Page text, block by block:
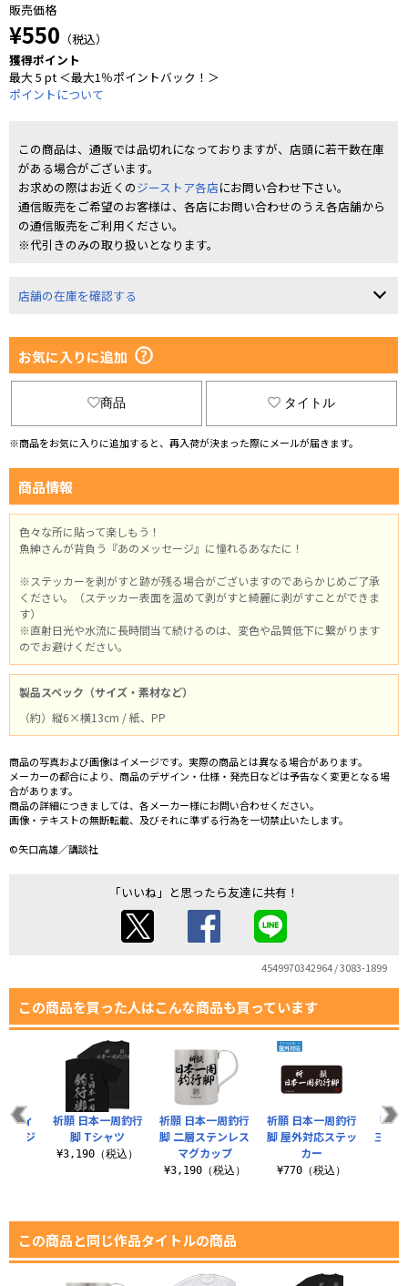
販売価格
¥550 （税込）
獲得ポイント
最大 5 pt ＜最大1％ポイントバック！＞
ポイントについて
この商品は、通販では品切れになっておりますが、店頭に若干数在庫
がある場合がございます。
お求めの際はお近くのジーストア各店にお問い合わせ下さい。
通信販売をご希望のお客様は、各店にお問い合わせのうえ各店舗から
の通信販売をご利用ください。
※代引きのみの取り扱いとなります。
店舗の在庫を確認する
お気に入りに追加
商品 タイトル
※商品をお気に入りに追加すると、再入荷が決まった際にメールが届きます。
商品情報
色々な所に貼って楽しもう！
魚紳さんが背負う『あのメッセージ』に憧れるあなたに！
※ステッカーを剥がすと跡が残る場合がございますのであらかじめご了承
ください。（ステッカー表面を温めて剥がすと綺麗に剥がすことができま
す）
※直射日光や水流に長時間当て続けるのは、変色や品質低下に繋がります
のでお避けください。
製品スペック（サイズ・素材など）
（約）縦6×横13cm / 紙、PP
商品の写真および画像はイメージです。実際の商品とは異なる場合があります。
メーカーの都合により、商品のデザイン・仕様・発売日などは予告なく変更となる場
合があります。
商品の詳細につきましては、各メーカー様にお問い合わせください。
画像・テキストの無断転載、及びそれに準ずる行為を一切禁止いたします。
©矢口高雄／講談社
「いいね」と思ったら友達に共有！
4549970342964 / 3083-1899
この商品を買った人はこんな商品も買っています
祈願 日本一周釣行
脚 二層ステンレス
マグカップ
¥3,190（税込）
祈願 日本一周釣行
脚 屋外対応ステッ
カー
¥770（税込）
「
三平
フィ
ージ
祈願 日本一周釣行
脚 Tシャツ
¥3,190（税込）
この商品と同じ作品タイトルの商品